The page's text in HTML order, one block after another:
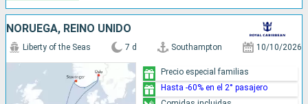
NORUEGA, REINO UNIDO
Liberty of the Seas 7 d Southampton 10/10/2026
Precio especial familias
Hasta -60% en el 2° pasajero